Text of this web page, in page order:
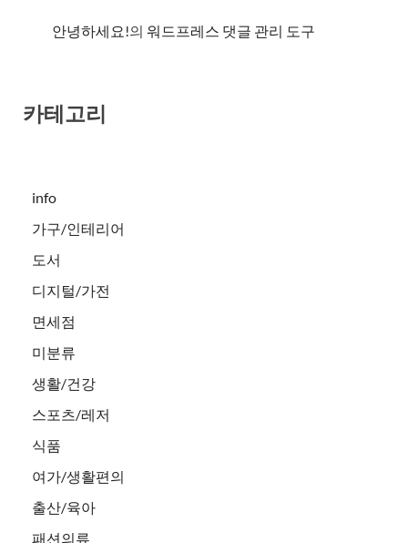
안녕하세요!의 워드프레스 댓글 관리 도구
카테고리
info
가구/인테리어
도서
디지털/가전
면세점
미분류
생활/건강
스포츠/레저
식품
여가/생활편의
출산/육아
패션의류